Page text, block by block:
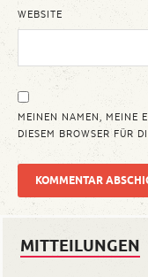
WEBSITE
MEINEN NAMEN, MEINE
DIESEM BROWSER FÜR
MITTEILUNGEN